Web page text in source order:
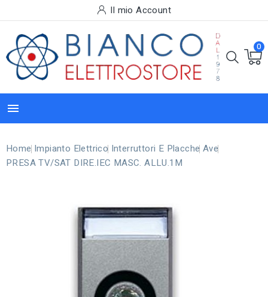
Il mio Account
0

Home Impianto Elettrico Interruttori E Placche Ave
PRESA TV/SAT DIRE.IEC MASC. ALLU.1M